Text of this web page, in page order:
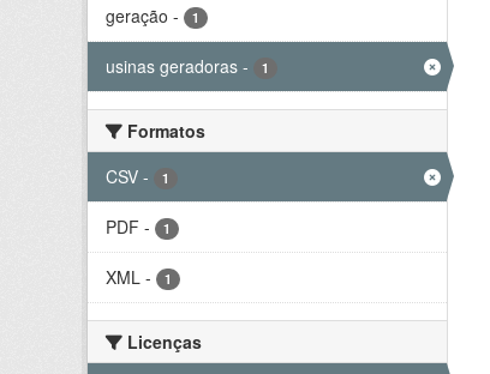
geração - 1
usinas geradoras - 1
Formatos
CSV - 1
PDF - 1
XML - 1
Licenças